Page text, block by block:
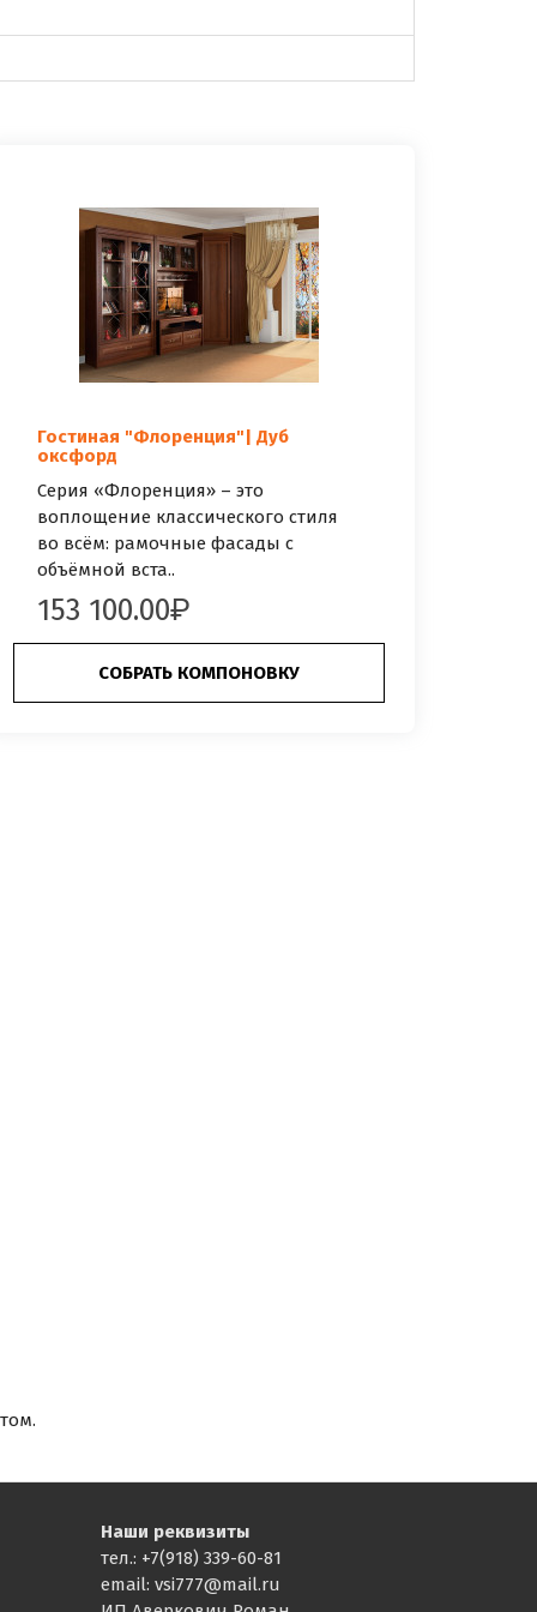
Гостиная "Флоренция"| Дуб
оксфорд
Серия «Флоренция» – это
воплощение классического стиля
во всём: рамочные фасады с
объёмной вста..
153 100.00
СОБРАТЬ КОМПОНОВКУ
Наши реквизиты
тел.: +7(918) 339-60-81
email: vsi777@mail.ru